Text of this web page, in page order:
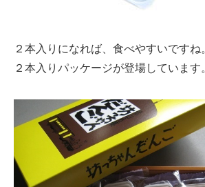
２本入りになれば、食べやすいですね。
２本入りパッケージが登場しています。